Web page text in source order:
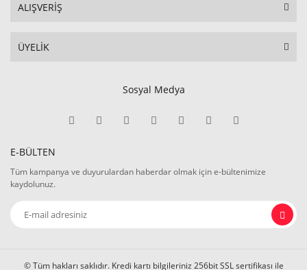
ALIŞVERİŞ
ÜYELİK
Sosyal Medya
E-BÜLTEN
Tüm kampanya ve duyurulardan haberdar olmak için e-bültenimize
kaydolunuz.
© Tüm hakları saklıdır. Kredi kartı bilgileriniz 256bit SSL sertifikası ile